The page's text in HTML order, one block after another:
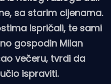
sa starim cijenama.
ispričali, te sami
gospodin Milan
večeru, tvrdi da
ispraviti.